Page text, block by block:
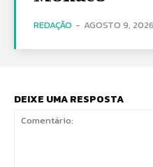
REDAÇÃO - AGOSTO 9, 2026
DEIXE UMA RESPOSTA